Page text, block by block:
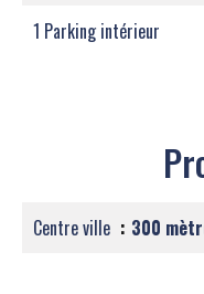
1 Parking intérieur
Centre ville 300